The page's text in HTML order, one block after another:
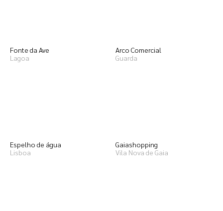
Fonte da Ave
Lagoa
Arco Comercial
Guarda
Espelho de água
Lisboa
Gaiashopping
Vila Nova de Gaia